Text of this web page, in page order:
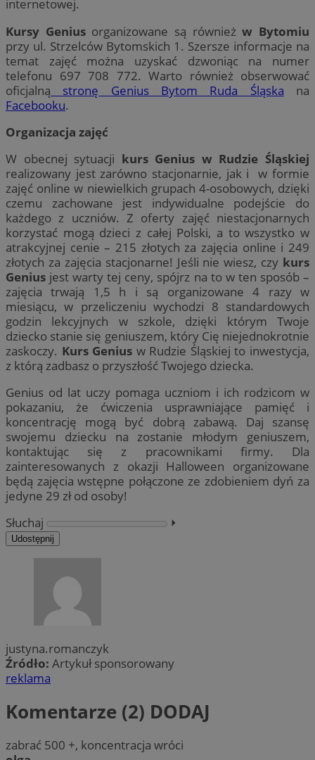
internetowej.
Kursy Geniusorganizowane są równieżw Bytomiu
przy ul. Strzelców Bytomskich 1. Szersze informacje na
temat zajęć można uzyskać dzwoniąc na numer
telefonu 697 708 772. Warto również obserwować
oficjalną stronę Genius Bytom Ruda Śląska na
Facebooku.
Organizacja zajęć
W obecnej sytuacji kurs Genius w Rudzie Śląskiej
realizowany jest zarówno stacjonarnie, jak i w formie
zajęć online w niewielkich grupach 4-osobowych, dzięki
czemu zachowane jest indywidualne podejście do
każdego z uczniów. Z oferty zajęć niestacjonarnych
korzystać mogą dzieci z całej Polski, a to wszystko w
atrakcyjnej cenie – 215 złotych za zajęcia online i 249
złotych za zajęcia stacjonarne! Jeśli nie wiesz, czy kurs
Genius jest warty tej ceny, spójrz na to w ten sposób –
zajęcia trwają 1,5 h i są organizowane 4 razy w
miesiącu, w przeliczeniu wychodzi 8 standardowych
godzin lekcyjnych w szkole, dzięki którym Twoje
dziecko stanie się geniuszem, który Cię niejednokrotnie
zaskoczy. Kurs Genius w Rudzie Śląskiej to inwestycja,
z którą zadbasz o przyszłość Twojego dziecka.
Genius od lat uczy pomaga uczniom i ich rodzicom w
pokazaniu, że ćwiczenia usprawniające pamięć i
koncentrację mogą być dobrą zabawą. Daj szansę
swojemu dziecku na zostanie młodym geniuszem,
kontaktując się z pracownikami firmy. Dla
zainteresowanych z okazji Halloween organizowane
będą zajęcia wstępne połączone ze zdobieniem dyń za
jedyne 29 zł od osoby!
Słuchaj
⏵︎
Udostępnij
justyna.romanczyk
Źródło: Artykuł sponsorowany
reklama
Komentarze (2) DODAJ
zabrać 500 +, koncentracja wróci